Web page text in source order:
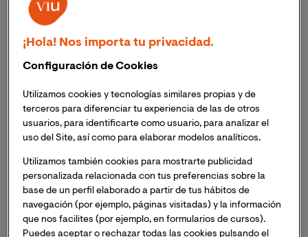
¡Hola! Nos importa tu privacidad.
Configuración de Cookies
Utilizamos cookies y tecnologías similares propias y de
terceros para diferenciar tu experiencia de las de otros
usuarios, para identificarte como usuario, para analizar el
uso del Site, así como para elaborar modelos analíticos.
Utilizamos también cookies para mostrarte publicidad
personalizada relacionada con tus preferencias sobre la
base de un perfil elaborado a partir de tus hábitos de
navegación (por ejemplo, páginas visitadas) y la información
que nos facilites (por ejemplo, en formularios de cursos).
Puedes aceptar o rechazar todas las cookies pulsando el